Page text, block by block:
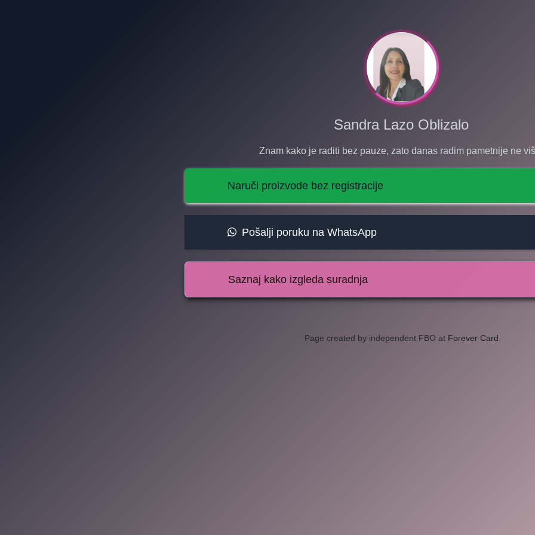
Sandra Lazo Oblizalo
Znam kako je raditi bez pauze, zato danas radim pametnije ne
Naruči proizvode bez registracije
Pošalji poruku na WhatsApp
Saznaj kako izgleda suradnja
Page created by independent FBO at Forever Card